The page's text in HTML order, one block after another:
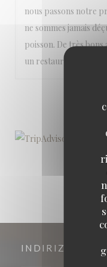
nous passons notre
ne sommes jamais
poisson. De très
un restaurant avec des
INDIRIZZO